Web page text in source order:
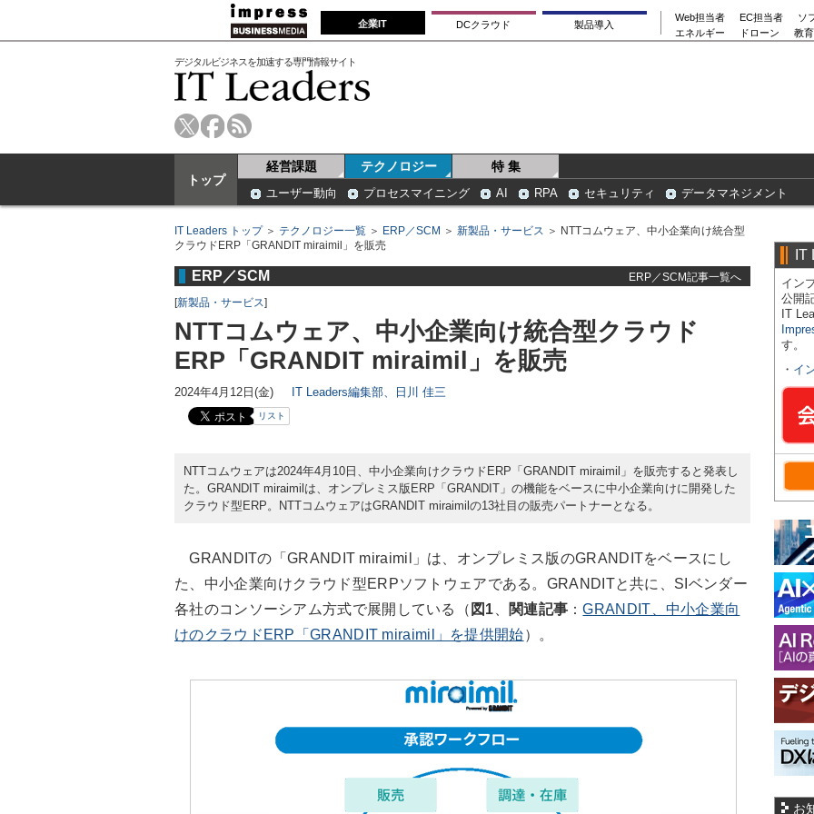
企業IT DCクラウド 製品導入
Web担当者 EC担当者
ソ
エネルギー
ドローン 教
デジタルビジネスを加速する専門情報サイト
トップ
経営課題 テクノロジー 特 集
ユーザー動向 プロセスマイニング AI RPA セキュリティ データマネジメント
IT Leaders トップ＞ テクノロジー一覧 ＞ ERP／SCM ＞ 新製品・サービス ＞ NTTコムウェア、中小企業向け統合型
クラウドERP「GRANDIT miraimil」を販売
ERP／SCM
ERP／SCM記事一覧へ
[新製品・サービス]
NTTコムウェア、中小企業向け統合型クラウド
ERP「GRANDIT miraimil」を販売
2024年4月12日(金) IT Leaders編集部、日川 佳三
リスト
NTTコムウェアは2024年4月10日、中小企業向けクラウドERP「GRANDIT miraimil」を販売すると発表し
た。GRANDIT miraimilは、オンプレミス版ERP「GRANDIT」の機能をベースに中小企業向けに開発した
クラウド型ERP。NTTコムウェアはGRANDIT miraimilの13社目の販売パートナーとなる。
GRANDITの「GRANDIT miraimil」は、オンプレミス版のGRANDITをベースにし
た、中小企業向けクラウド型ERPソフトウェアである。GRANDITと共に、SIベンダー
各社のコンソーシアム方式で展開している（ 図1 関連記事 ：GRANDIT、中小企業向
けのクラウドERP「GRANDIT miraimil」を提供開始）。
IT
イン
公開
IT
す。
・ イ
お